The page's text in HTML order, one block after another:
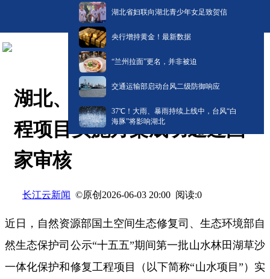
湖北省妇联向湖北青少年女足致贺信
央行增持黄金！最新数据
“兰州拉面”更名，并非被迫
交通运输部启动台风二级防御响应
​37℃！大雨、暴雨持续上线中，台风“白
海豚”将影响湖北
湖北、河南“十五五”山水工
程项目实施方案成功通过国
家审核
长江云新闻 ©原创 2026-06-03 20:00 阅读:0
近日，自然资源部国土空间生态修复司、生态环境部自
然生态保护司公示“十五五”期间第一批山水林田湖草沙
一体化保护和修复工程项目（以下简称“山水项目”）实